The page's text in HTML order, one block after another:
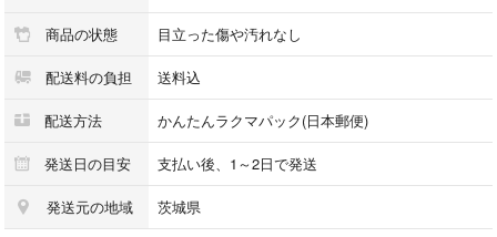
商品の状態 目立った傷や汚れなし
配送料の負担 送料込
配送方法 かんたんラクマパック(日本郵便)
発送日の目安 支払い後、1～2日で発送
発送元の地域 茨城県